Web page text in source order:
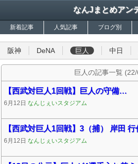
なんJまとめアン
新着記事 人気記事 ブログ別
阪神 DeNA 巨人 中日
巨人の記事一覧
【西武対巨人1回戦】巨人の守備…
6月12日 なんじぇいスタジアム
【西武対巨人1回戦】3（捕） 岸田
6月12日 なんじぇいスタジアム